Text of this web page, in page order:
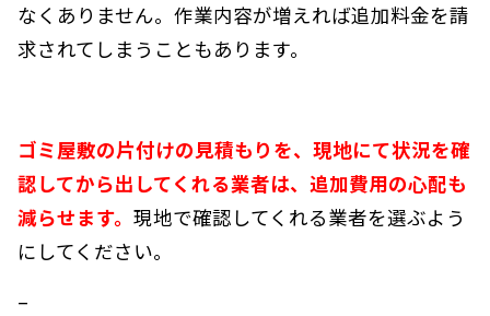
なくありません。作業内容が増えれば追加料金を請
求されてしまうこともあります。
ゴミ屋敷の片付けの見積もりを、現地にて状況を確
認してから出してくれる業者は、追加費用の心配も
減らせます。 現地で確認してくれる業者を選ぶよう
にしてください。
–